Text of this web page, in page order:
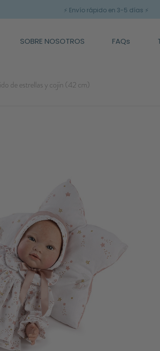
⚡ Envío rápido en 3-5 días ⚡
SOBRE NOSOTROS FAQs
de estrellas y cojín (42 cm)